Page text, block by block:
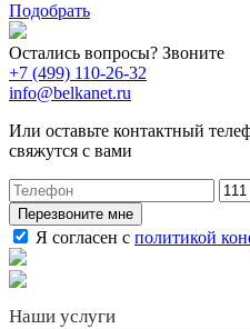
Подобрать
Остались вопросы? Звоните
+7 (499) 110-26-32
info@belkanet.ru
Или оставьте контактный
свяжутся с вами
Перезвоните мне
Я согласен с политикой
Наши услуги